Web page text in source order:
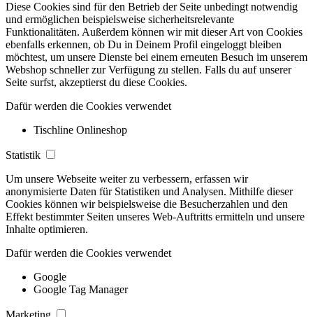
Diese Cookies sind für den Betrieb der Seite unbedingt notwendig
und ermöglichen beispielsweise sicherheitsrelevante
Funktionalitäten. Außerdem können wir mit dieser Art von Cookies
ebenfalls erkennen, ob Du in Deinem Profil eingeloggt bleiben
möchtest, um unsere Dienste bei einem erneuten Besuch im unserem
Webshop schneller zur Verfügung zu stellen. Falls du auf unserer
Seite surfst, akzeptierst du diese Cookies.
Dafür werden die Cookies verwendet
Tischline Onlineshop
Statistik
Um unsere Webseite weiter zu verbessern, erfassen wir
anonymisierte Daten für Statistiken und Analysen. Mithilfe dieser
Cookies können wir beispielsweise die Besucherzahlen und den
Effekt bestimmter Seiten unseres Web-Auftritts ermitteln und unsere
Inhalte optimieren.
Dafür werden die Cookies verwendet
Google
Google Tag Manager
Marketing